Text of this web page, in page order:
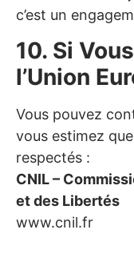
c’est un
10. Si
l’Union
Vous pouvez
vous estimez
respectés :
CNIL –
et des Libertés
www.cnil.fr